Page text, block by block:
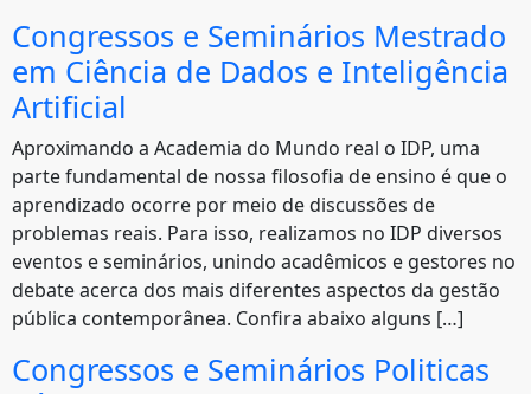
Congressos e Seminários Mestrado
em Ciência de Dados e Inteligência
Artificial
Aproximando a Academia do Mundo real o IDP, uma
parte fundamental de nossa filosofia de ensino é que o
aprendizado ocorre por meio de discussões de
problemas reais. Para isso, realizamos no IDP diversos
eventos e seminários, unindo acadêmicos e gestores no
debate acerca dos mais diferentes aspectos da gestão
pública contemporânea. Confira abaixo alguns […]
Congressos e Seminários Politicas